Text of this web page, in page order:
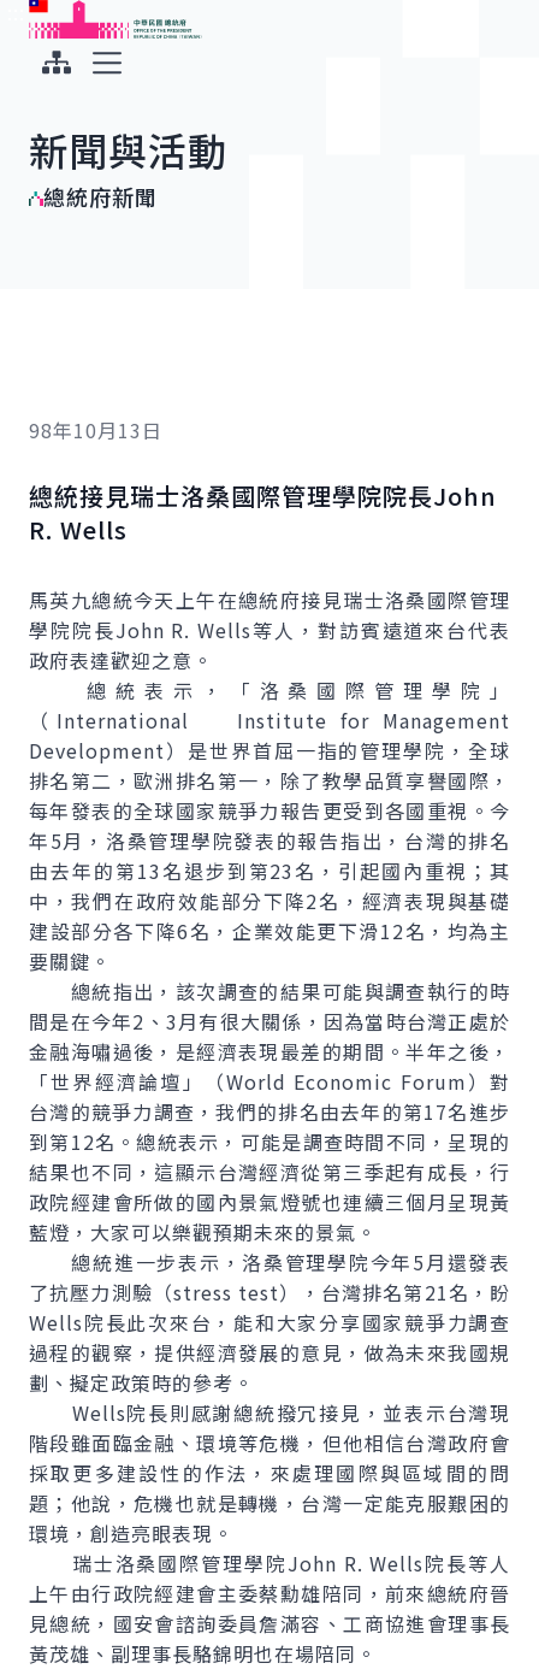
跳到主要內容
中華民國總統府
新聞與活動
總統府新聞
98年10月13日
總統接見瑞士洛桑國際管理學院院長John
R. Wells
馬英九總統今天上午在總統府接見瑞士洛桑國際管理
學院院長John R. Wells等人，對訪賓遠道來台代表
政府表達歡迎之意。
總統表示，「洛桑國際管理學院」
（International Institute for Management
Development）是世界首屈一指的管理學院，全球
排名第二，歐洲排名第一，除了教學品質享譽國際，
每年發表的全球國家競爭力報告更受到各國重視。今
年5月，洛桑管理學院發表的報告指出，台灣的排名
由去年的第13名退步到第23名，引起國內重視；其
中，我們在政府效能部分下降2名，經濟表現與基礎
建設部分各下降6名，企業效能更下滑12名，均為主
要關鍵。
總統指出，該次調查的結果可能與調查執行的時
間是在今年2、3月有很大關係，因為當時台灣正處於
金融海嘯過後，是經濟表現最差的期間。半年之後，
「世界經濟論壇」（World Economic Forum）對
台灣的競爭力調查，我們的排名由去年的第17名進步
到第12名。總統表示，可能是調查時間不同，呈現的
結果也不同，這顯示台灣經濟從第三季起有成長，行
政院經建會所做的國內景氣燈號也連續三個月呈現黃
藍燈，大家可以樂觀預期未來的景氣。
總統進一步表示，洛桑管理學院今年5月還發表
了抗壓力測驗（stress test），台灣排名第21名，盼
Wells院長此次來台，能和大家分享國家競爭力調查
過程的觀察，提供經濟發展的意見，做為未來我國規
劃、擬定政策時的參考。
Wells院長則感謝總統撥冗接見，並表示台灣現
階段雖面臨金融、環境等危機，但他相信台灣政府會
採取更多建設性的作法，來處理國際與區域間的問
題；他說，危機也就是轉機，台灣一定能克服艱困的
環境，創造亮眼表現。
瑞士洛桑國際管理學院John R. Wells院長等人
上午由行政院經建會主委蔡勳雄陪同，前來總統府晉
見總統，國安會諮詢委員詹滿容、工商協進會理事長
黃茂雄、副理事長駱錦明也在場陪同。